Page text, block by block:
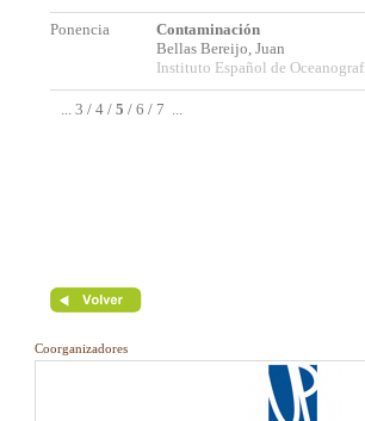
Ponencia
Contaminación
Bellas Bereijo, Juan
Instituto Español de
... 3 / 4 / 5 / 6 / 7 ...
Coorganizadores